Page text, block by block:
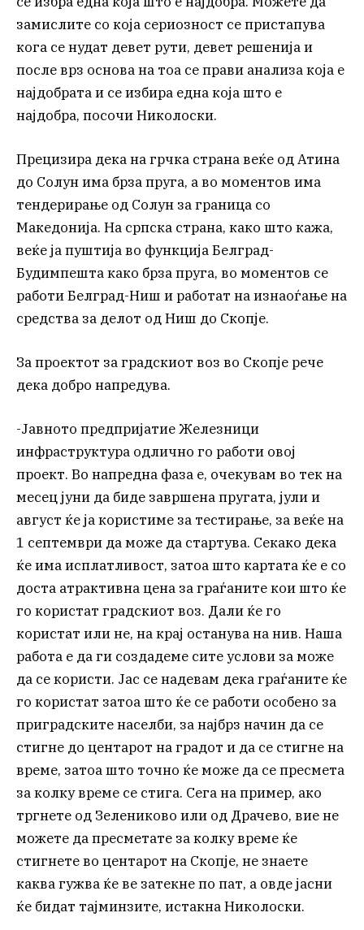
замислите со која сериозност се пристапува
кога се нудат девет рути, девет решенија и
после врз основа на тоа се прави анализа која е
најдобрата и се избира една која што е
најдобра, посочи Николоски.
Прецизира дека на грчка страна веќе од Атина
до Солун има брза пруга, а во моментов има
тендерирање од Солун за граница со
Македонија. На српска страна, како што кажа,
веќе ја пуштија во функција Белград-
Будимпешта како брза пруга, во моментов се
работи Белград-Ниш и работат на изнаоѓање на
средства за делот од Ниш до Скопје.
За проектот за градскиот воз во Скопје рече
дека добро напредува.
-Јавното предпријатие Железници
инфраструктура одлично го работи овој
проект. Во напредна фаза е, очекувам во тек на
месец јуни да биде завршена пругата, јули и
август ќе ја користиме за тестирање, за веќе на
1 септември да може да стартува. Секако дека
ќе има исплатливост, затоа што картата ќе е со
доста атрактивна цена за граѓаните кои што ќе
го користат градскиот воз. Дали ќе го
користат или не, на крај останува на нив. Наша
работа е да ги создадеме сите услови за може
да се користи. Јас се надевам дека граѓаните ќе
го користат затоа што ќе се работи особено за
приградските населби, за најбрз начин да се
стигне до центарот на градот и да се стигне на
време, затоа што точно ќе може да се пресмета
за колку време се стига. Сега на пример, ако
тргнете од Зелениково или од Драчево, вие не
можете да пресметате за колку време ќе
стигнете во центарот на Скопје, не знаете
каква гужва ќе ве затекне по пат, а овде јасни
ќе бидат тајминзите, истакна Николоски.